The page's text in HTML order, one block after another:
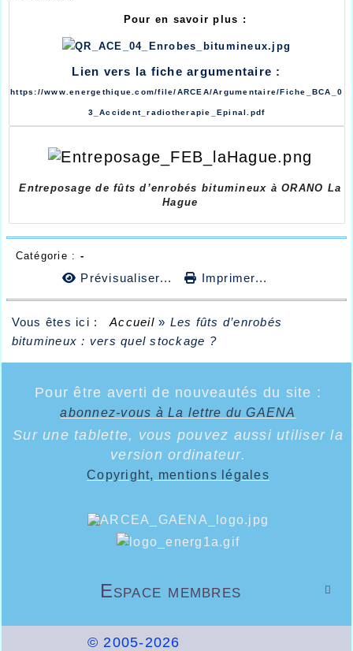
Pour en savoir plus :
Lien vers la fiche argumentaire :
https://www.energethique.com/file/ARCEA/Argumentaire/Fiche_BCA_0
3_Accident_radiotherapie_Epinal.pdf
Entreposage de fûts d’enrobés bitumineux à ORANO La
Hague
Catégorie : -
Prévisualiser... Imprimer...
Vous êtes ici : Accueil » Les fûts d’enrobés
bitumineux : vers quel stockage ?
Pour être averti de nouveautés du site :
abonnez-vous à La lettre du GAENA
Sur une tablette, vous pouvez aussi utiliser la
version ordinateur.
Copyright, mentions légales

Espace membres
© 2005-2026